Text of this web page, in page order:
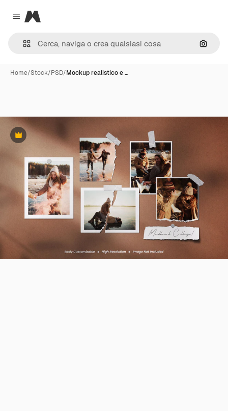
Close menu
Magnific
Cerca
Home/Stock/PSD/Mockup realistico e …
Premium